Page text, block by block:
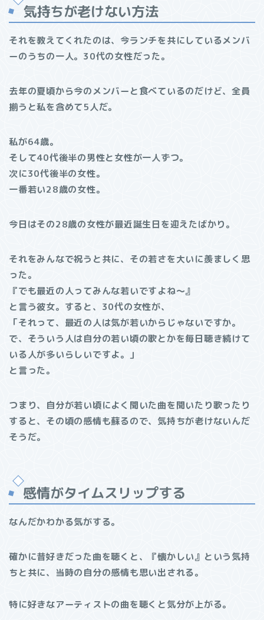
気持ちが老けない方法
それを教えてくれたのは、今ランチを共にしているメンバ
ーのうちの一人。30代の女性だった。
去年の夏頃から今のメンバーと食べているのだけど、全員
揃うと私を含めて5人だ。
私が64歳。
そして40代後半の男性と女性が一人ずつ。
次に30代後半の女性。
一番若い28歳の女性。
今日はその28歳の女性が最近誕生日を迎えたばかり。
それをみんなで祝うと共に、その若さを大いに羨ましく思
った。
『でも最近の人ってみんな若いですよね〜』
と言う彼女。すると、30代の女性が、
「それって、最近の人は気が若いからじゃないですか。
で、そういう人は自分の若い頃の歌とかを毎日聴き続けて
いる人が多いらしいですよ。」
と言った。
つまり、自分が若い頃によく聞いた曲を聞いたり歌ったり
すると、その頃の感情も蘇るので、気持ちが老けないんだ
そうだ。
感情がタイムスリップする
なんだかわかる気がする。
確かに昔好きだった曲を聴くと、『懐かしい』という気持
ちと共に、当時の自分の感情も思い出される。
特に好きなアーティストの曲を聴くと気分が上がる。